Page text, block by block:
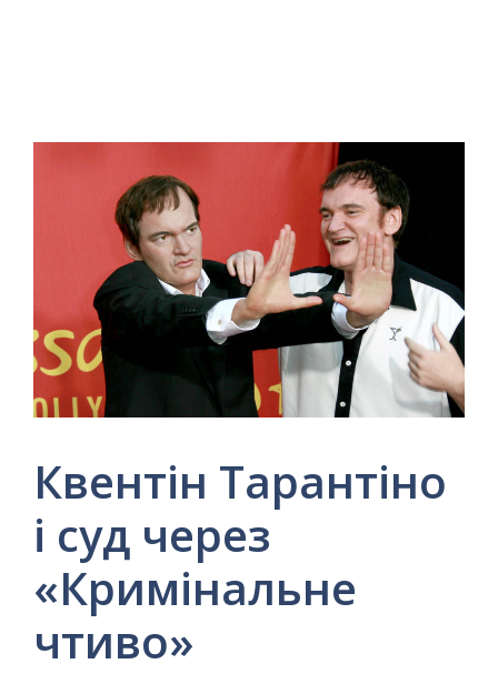
Квентін Тарантіно
і суд через
«Кримінальне
чтиво»